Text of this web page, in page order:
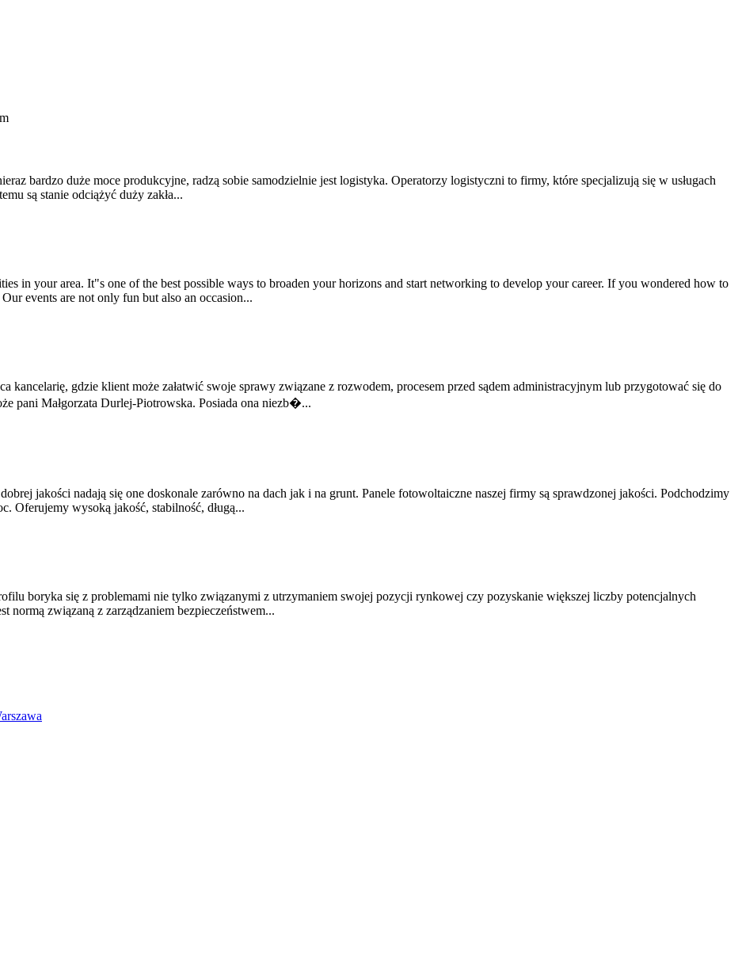
bardzo duże moce produkcyjne, radzą sobie samodzielnie jest logistyka. Operatorzy logistyczni to firmy, które specjalizują się w usługach
są stanie odciążyć duży zakła...
in your area. It"s one of the best possible ways to broaden your horizons and start networking to develop your career. If you wondered how to
events are not only fun but also an occasion...
kancelarię, gdzie klient może załatwić swoje sprawy związane z rozwodem, procesem przed sądem administracyjnym lub przygotować się do
pani Małgorzata Durlej-Piotrowska. Posiada ona niezb�...
jakości nadają się one doskonale zarówno na dach jak i na grunt. Panele fotowoltaiczne naszej firmy są sprawdzonej jakości. Podchodzimy
Oferujemy wysoką jakość, stabilność, długą...
boryka się z problemami nie tylko związanymi z utrzymaniem swojej pozycji rynkowej czy pozyskanie większej liczby potencjalnych
związaną z zarządzaniem bezpieczeństwem...